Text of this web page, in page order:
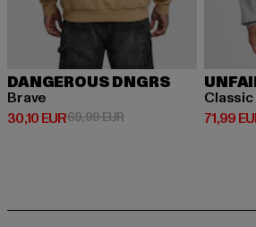
DANGEROUS DNGRS
Brave
30,10 EUR
Derzeitiger Preis: 30,10 EUR
69,99 EURAktionspreis: 69,99 EUR
71,99